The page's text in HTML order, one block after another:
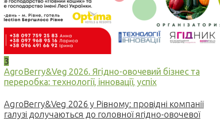
3
AgroBerry&Veg 2026. Ягідно-овочевий бізнес та
переробка: технології, інновації, успіх
AgroBerry&Veg 2026 у Рівному: провідні компанії
галузі долучаються до головної ягідно-овочевої